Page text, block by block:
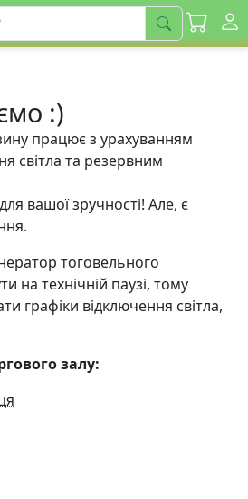
:)
працює з урахуванням
світла та резервним
вашої зручності! Але, є
тоговельного
на технічній паузі, тому
графіки відключення світла,
залу: